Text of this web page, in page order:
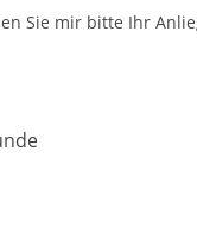
Sie mir bitte Ihr